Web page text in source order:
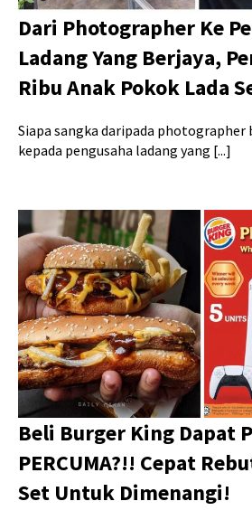
Dari Photographer Ke
Ladang Yang Berjaya,
Ribu Anak Pokok Lada
Siapa sangka daripada photographer
kepada pengusaha ladang yang [...]
Beli Burger King Dapat
PERCUMA?!! Cepat
Set Untuk Dimenangi!